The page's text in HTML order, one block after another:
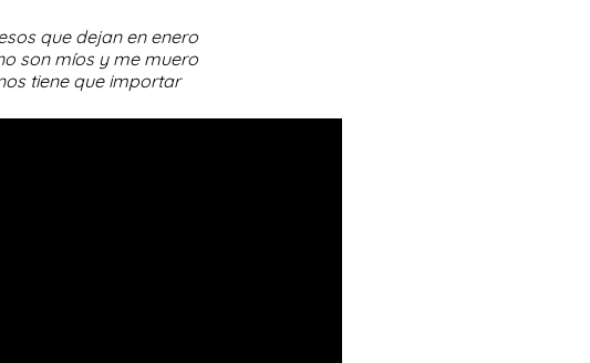
que dejan en enero
son míos y me muero
tiene que importar